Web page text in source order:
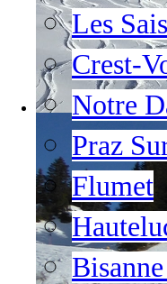
Les
Crest-
Notre
Praz
Flumet